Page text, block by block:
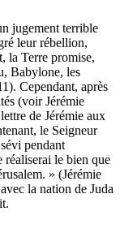
jugement terrible
leur rébellion,
la Terre promise,
Babylone, les
Cependant, après
(voir Jérémie
de Jérémie aux
le Seigneur
pendant
réaliserai le bien que
» (Jérémie
la nation de Juda